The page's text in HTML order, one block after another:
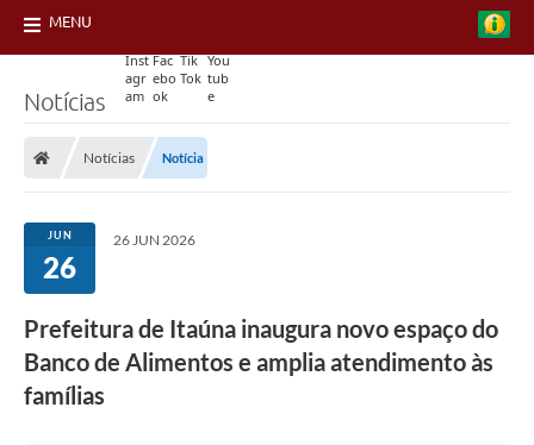
MENU
Notícias
Notícias Notícia
JUN
26
26 JUN 2026
Prefeitura de Itaúna inaugura novo espaço do
Banco de Alimentos e amplia atendimento às
famílias